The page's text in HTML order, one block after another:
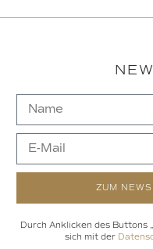
ZUM
Durch Anklicken des Buttons
sich mit der